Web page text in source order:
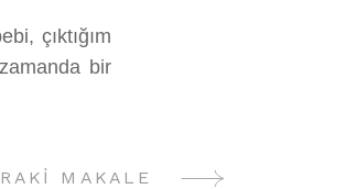
çıktığım
bir
MAKALE